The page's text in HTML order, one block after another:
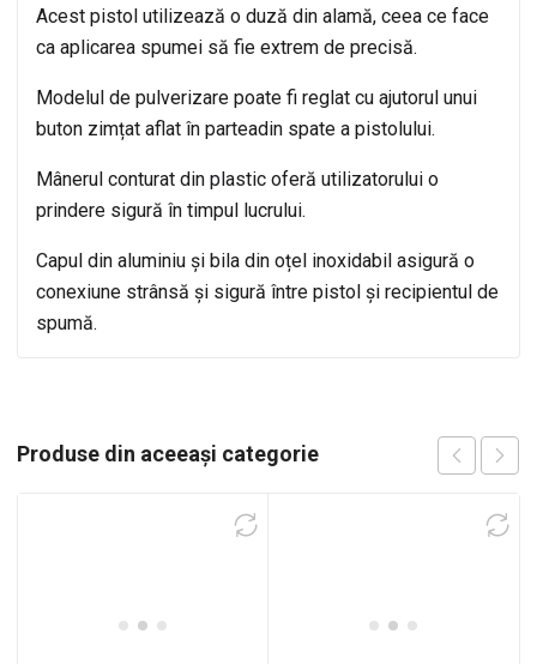
Acest pistol utilizează o duză din alamă, ceea ce face
ca aplicarea spumei să fie extrem de precisă.
Modelul de pulverizare poate fi reglat cu ajutorul unui
buton zimțat aflat în parteadin spate a pistolului.
Mânerul conturat din plastic oferă utilizatorului o
prindere sigură în timpul lucrului.
Capul din aluminiu și bila din oțel inoxidabil asigură o
conexiune strânsă și sigură între pistol și recipientul de
spumă.
Produse din aceeași categorie